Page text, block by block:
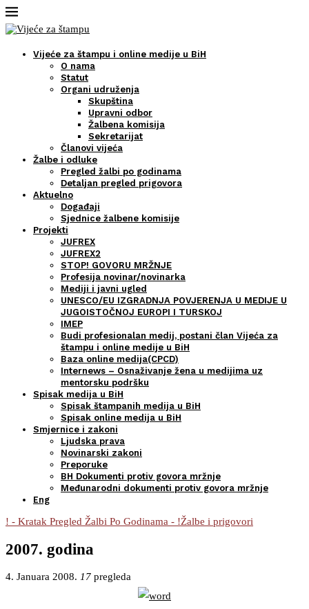
Vijeće za štampu i online medije u BiH
O nama
Statut
Organi udruženja
Skupština
Upravni odbor
Žalbena komisija
Sekretarijat
Članovi vijeća
Žalbe i odluke
Pregled žalbi po godinama
Detaljan pregled prigovora
Aktuelno
Događaji
Sjednice žalbene komisije
Projekti
JUFREX
JUFREX2
STOP! GOVORU MRŽNJE
Profesija novinar/novinarka
Mediji i javni ugled
UNESCO/EU IZGRADNJA POVJERENJA U MEDIJE U
JUGOISTOČNOJ EUROPI I TURSKOJ
IMEP
Budi profesionalan medij, postani član Vijeća za
štampu i online medije u BiH
Baza online medija(CPCD)
Internews – Osnaživanje žena u medijima uz
mentorsku podršku
Spisak medija u BiH
Spisak štampanih medija u BiH
Spisak online medija u BiH
Smjernice i zakoni
Ljudska prava
Novinarski zakoni
Preporuke
BH Dokumenti protiv govora mržnje
Međunarodni dokumenti protiv govora mržnje
Eng
! - Kratak Pregled Žalbi Po Godinama - !Žalbe i prigovori
2007. godina
4. Januara 2008. 17 pregleda